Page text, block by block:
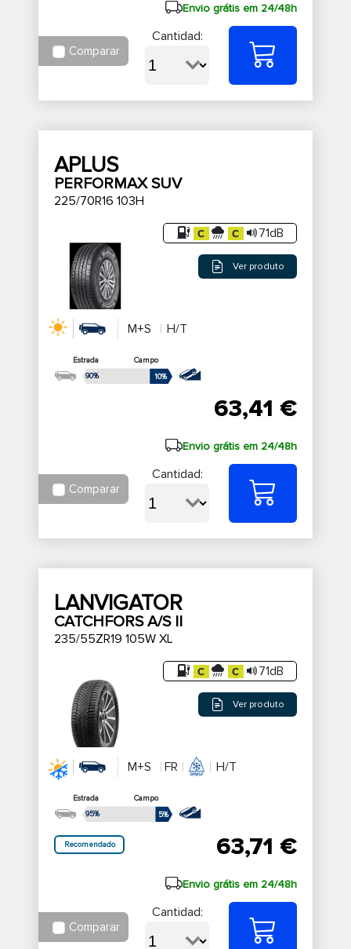
Envio grátis em 24/48h
Comparar
Cantidad:
APLUS
PERFORMAX SUV
225/70R16 103H
71dB
Ver produto
M+S H/T
Estrada
Campo
90%
10%
63,41 €
Envio grátis em 24/48h
Comparar
Cantidad:
LANVIGATOR
CATCHFORS A/S II
235/55ZR19 105W XL
71dB
Ver produto
M+S FR H/T
Estrada
Campo
95%
5%
Recomendado 63,71 €
Envio grátis em 24/48h
Comparar
Cantidad: